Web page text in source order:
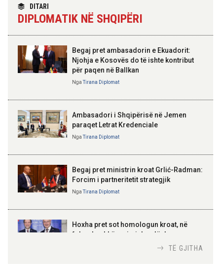
20:26 07-08-2026
Forcat Tokësore vijojnë
Klos për izolimin e zjarreve
20:22 07-08-2026
Lamallari: Siguria në bregdet
Skënderbeut dhe Ismail
Kosovë!
100-vjetori i themelimit të
Urdhrit të Skënderbeut
DITARI
DIPLOMATIK NË SHQIPËRI
Begaj pret ambasadorin e Ekuadorit:
Njohja e Kosovës do të ishte kontribut
për paqen në Ballkan
NgaTirana Diplomat
Ambasadori i Shqipërisë në Jemen
paraqet Letrat Kredenciale
NgaTirana Diplomat
Begaj pret ministrin kroat Grlić-Radman:
Forcim i partneritetit strategjik
NgaTirana Diplomat
Hoxha pret sot homologun kroat, në
fokus bashkëpunimi dypalësh
TË GJITHA